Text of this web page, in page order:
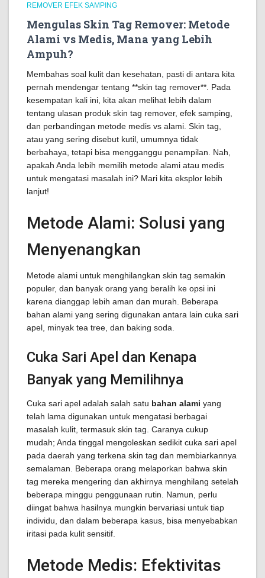
REMOVER EFEK SAMPING
Mengulas Skin Tag Remover: Metode
Alami vs Medis, Mana yang Lebih
Ampuh?
Membahas soal kulit dan kesehatan, pasti di antara kita
pernah mendengar tentang **skin tag remover**. Pada
kesempatan kali ini, kita akan melihat lebih dalam
tentang ulasan produk skin tag remover, efek samping,
dan perbandingan metode medis vs alami. Skin tag,
atau yang sering disebut kutil, umumnya tidak
berbahaya, tetapi bisa mengganggu penampilan. Nah,
apakah Anda lebih memilih metode alami atau medis
untuk mengatasi masalah ini? Mari kita eksplor lebih
lanjut!
Metode Alami: Solusi yang
Menyenangkan
Metode alami untuk menghilangkan skin tag semakin
populer, dan banyak orang yang beralih ke opsi ini
karena dianggap lebih aman dan murah. Beberapa
bahan alami yang sering digunakan antara lain cuka sari
apel, minyak tea tree, dan baking soda.
Cuka Sari Apel dan Kenapa
Banyak yang Memilihnya
Cuka sari apel adalah salah satu bahan alami yang
telah lama digunakan untuk mengatasi berbagai
masalah kulit, termasuk skin tag. Caranya cukup
mudah; Anda tinggal mengoleskan sedikit cuka sari apel
pada daerah yang terkena skin tag dan membiarkannya
semalaman. Beberapa orang melaporkan bahwa skin
tag mereka mengering dan akhirnya menghilang setelah
beberapa minggu penggunaan rutin. Namun, perlu
diingat bahwa hasilnya mungkin bervariasi untuk tiap
individu, dan dalam beberapa kasus, bisa menyebabkan
iritasi pada kulit sensitif.
Metode Medis: Efektivitas